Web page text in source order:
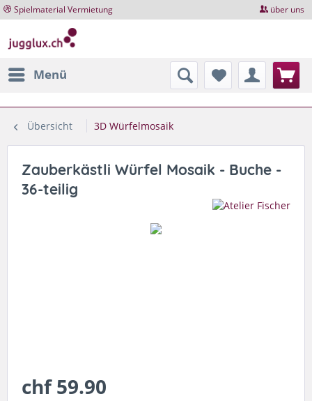
Spielmaterial Vermietung über uns
Menü
Übersicht 3D Würfelmosaik
Zauberkästli Würfel Mosaik - Buche -
36-teilig
chf 59.90